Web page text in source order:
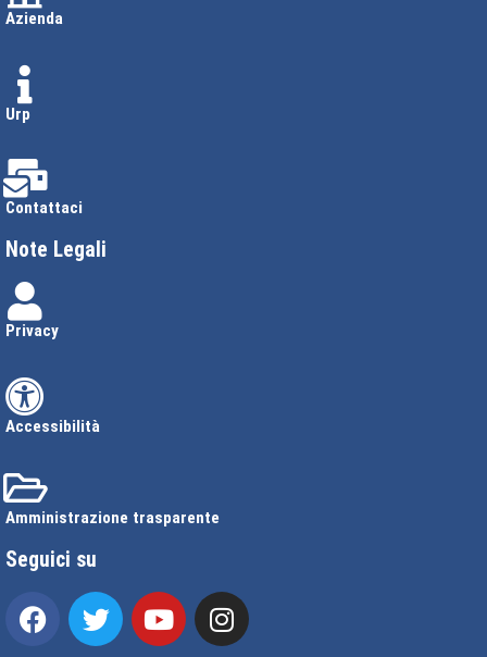
Azienda
Urp
Contattaci
Note Legali
Privacy
Accessibilità
Amministrazione trasparente
Seguici su